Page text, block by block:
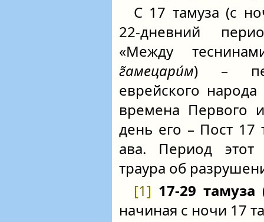
С 17 тамуза (с
22-дневний
«Между
г̃амецари́м) –
еврейского
времена Первого
день его – Пост 17
ава. Период этот
траура об
[1] 17-29 тамуза
начиная с ночи 17